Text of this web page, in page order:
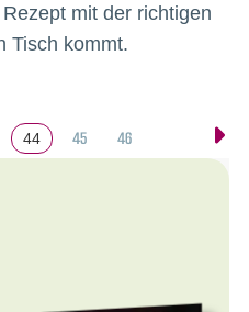
mit der richtigen
Tisch kommt.
44 45 46